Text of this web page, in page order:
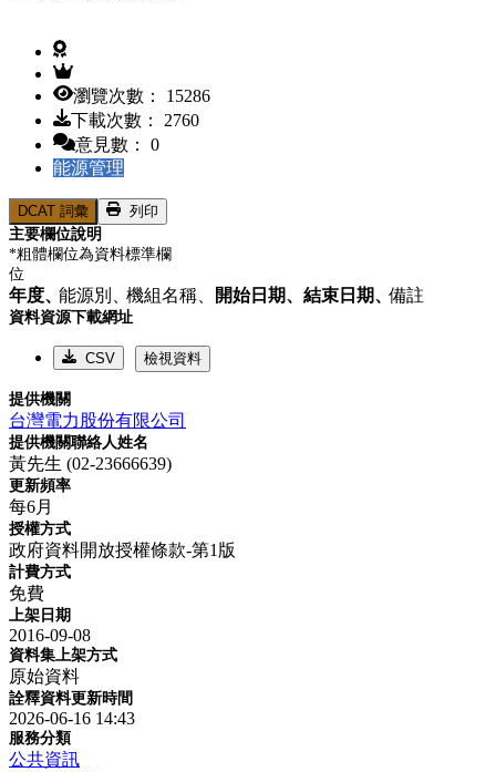
瀏覽次數： 15286
下載次數： 2760
意見數： 0
能源管理
DCAT 詞彙
列印
主要欄位說明
*粗體欄位為資料標準欄
位
年度、能源別、機組名稱、 開始日期、 結束日期、備註
資料資源下載網址
CSV 檢視資料
提供機關
台灣電力股份有限公司
提供機關聯絡人姓名
黃先生 (02-23666639)
更新頻率
每6月
授權方式
政府資料開放授權條款-第1版
計費方式
免費
上架日期
2016-09-08
資料集上架方式
原始資料
詮釋資料更新時間
2026-06-16 14:43
服務分類
公共資訊